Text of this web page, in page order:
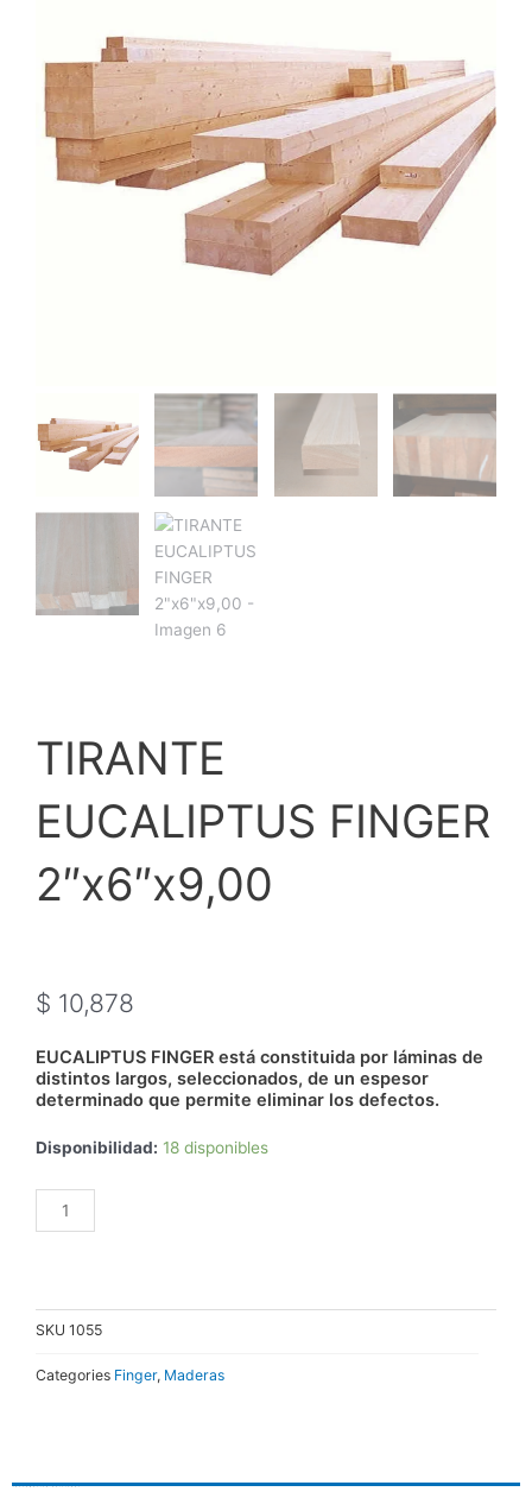
TIRANTE
EUCALIPTUS FINGER
2″x6″x9,00
$ 10,878
EUCALIPTUS FINGER está constituida por láminas de
distintos largos, seleccionados, de un espesor
determinado que permite eliminar los defectos.
Disponibilidad: 18 disponibles
TIRANTE
SKU 1055
Categories Finger, Maderas